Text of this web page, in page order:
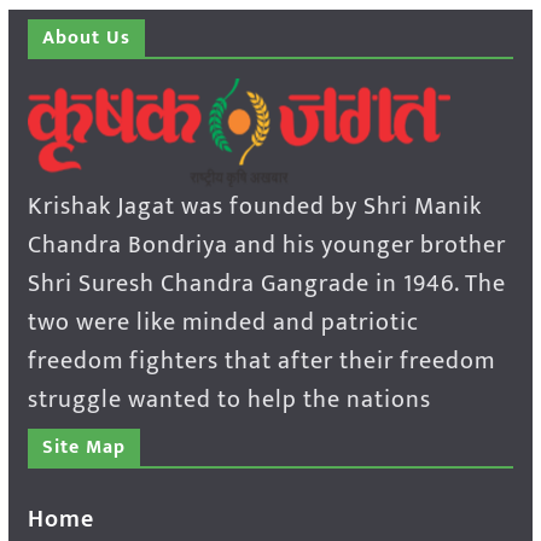
About Us
Krishak Jagat was founded by Shri Manik
Chandra Bondriya and his younger brother
Shri Suresh Chandra Gangrade in 1946. The
two were like minded and patriotic
freedom fighters that after their freedom
struggle wanted to help the nations
Site Map
Home